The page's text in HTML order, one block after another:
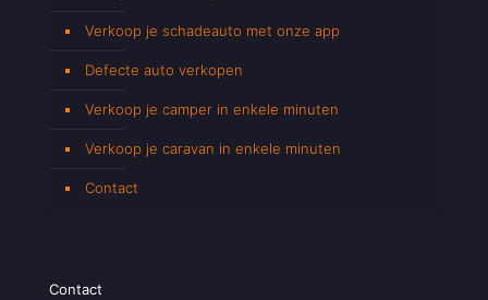
Verkoop je schadeauto met onze app
Defecte auto verkopen
Verkoop je camper in enkele minuten
Verkoop je caravan in enkele minuten
Contact
Contact